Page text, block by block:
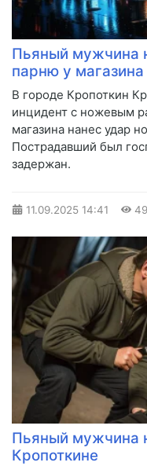
Пьяный мужчина
парню у
В городе Кропоткин
инцидент с ножевым
магазина нанес удар
Пострадавший был
задержан.
11.09.2025 14:41
Пьяный мужчина
Кропоткине